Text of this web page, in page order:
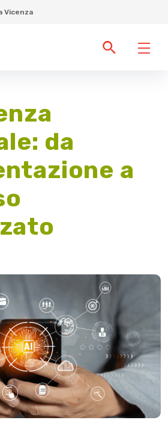
Vicenza
da
a